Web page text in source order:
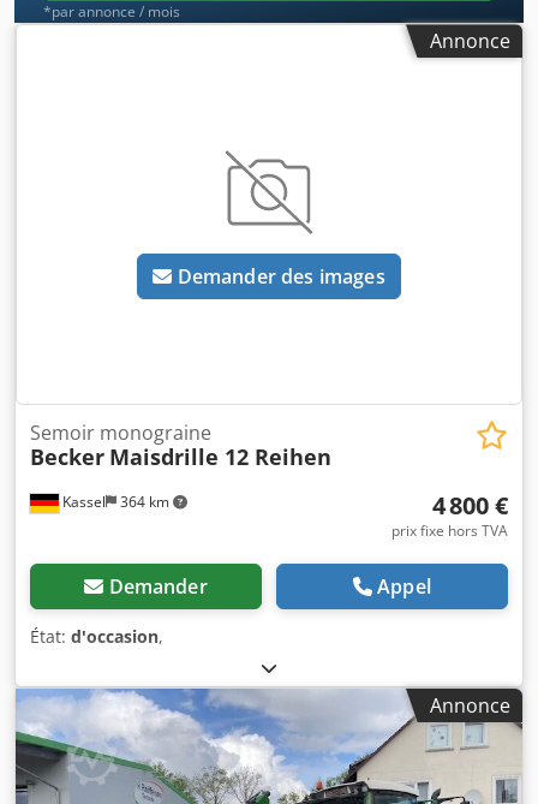
*par annonce / mois
Annonce
Demander des images
Kassel 364 km
Semoir monograine
Becker Maisdrille 12 Reihen
4 800 €
prix fixe hors TVA
Demander Appel
État: d'occasion,
Annonce